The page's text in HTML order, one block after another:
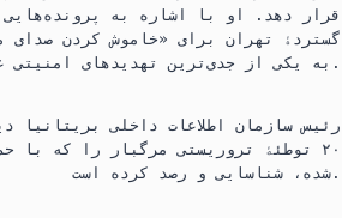
قرار دهد. او با اشاره به
گستردۀ تهران برای «خاموش کردن
به یکی از جدی‌ترین تهدیدهای امنیتی علیه کشورهای غربی بدل شده است.
رئیس سازمان اطلاعات داخلی بریتانیا
۲۰ توطئۀ تروریستی مرگبار را که
شده، شناسایی و رصد کرده است.